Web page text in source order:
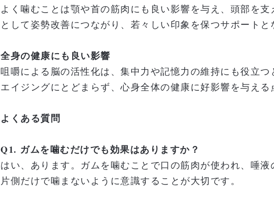
よく噛むことは顎や首の筋肉にも良い影響を与え、頭部を
として姿勢改善につながり、若々しい印象を保つサポートと
全身の健康にも良い影響
咀嚼による脳の活性化は、集中力や記憶力の維持にも役立
エイジングにとどまらず、心身全体の健康に好影響を与える
よくある質問
Q1. ガムを噛むだけでも効果はありますか？
はい、あります。ガムを噛むことで口の筋肉が使われ、唾液
片側だけで噛まないように意識することが大切です。